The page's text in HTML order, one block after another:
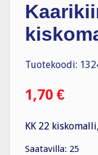
Tuotekoodi:
1,70 €
KK 22
Saatavilla: 25